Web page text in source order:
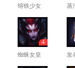
镕铁少女 蒸
蜘蛛女皇
4
发